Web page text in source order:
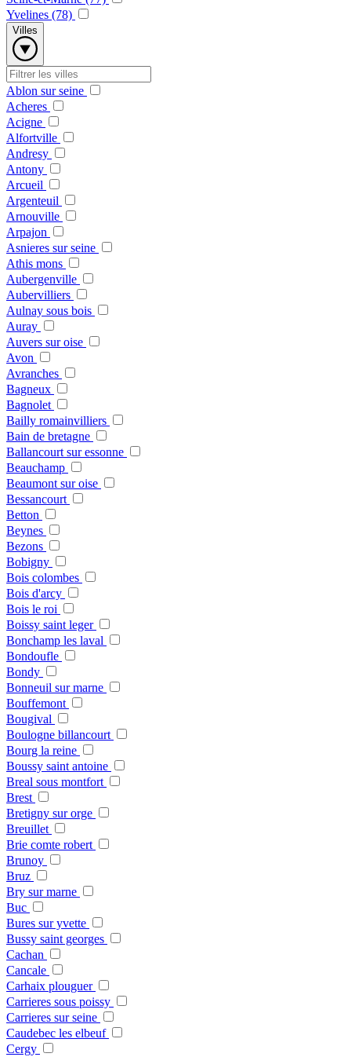
Yvelines (78)
Villes
Ablon sur seine
Acheres
Acigne
Alfortville
Andresy
Antony
Arcueil
Argenteuil
Arnouville
Arpajon
Asnieres sur seine
Athis mons
Aubergenville
Aubervilliers
Aulnay sous bois
Auray
Auvers sur oise
Avon
Avranches
Bagneux
Bagnolet
Bailly romainvilliers
Bain de bretagne
Ballancourt sur essonne
Beauchamp
Beaumont sur oise
Bessancourt
Betton
Beynes
Bezons
Bobigny
Bois colombes
Bois d'arcy
Bois le roi
Boissy saint leger
Bonchamp les laval
Bondoufle
Bondy
Bonneuil sur marne
Bouffemont
Bougival
Boulogne billancourt
Bourg la reine
Boussy saint antoine
Breal sous montfort
Brest
Bretigny sur orge
Breuillet
Brie comte robert
Brunoy
Bruz
Bry sur marne
Buc
Bures sur yvette
Bussy saint georges
Cachan
Cancale
Carhaix plouguer
Carrieres sous poissy
Carrieres sur seine
Caudebec les elbeuf
Cergy